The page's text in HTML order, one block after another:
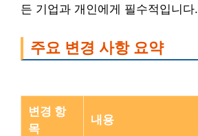
든 기업과 개인에게 필수적입니다.
주요 변경 사항 요약
변경 항
목
내용